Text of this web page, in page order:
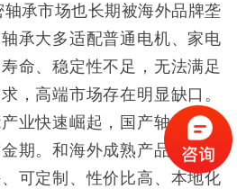
轴承市场也长期被海外品牌垄
承大多适配普通电机、家电
命、稳定性不足，无法满足
，高端市场存在明显缺口。
业快速崛起，国产轴承企业
期。和海外成熟产品相比，
可定制、性价比高、本地化